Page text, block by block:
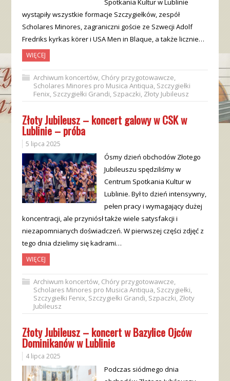
Spotkania Kultur w Lublinie
wystąpiły wszystkie formacje Szczygiełków, zespół
Scholares Minores, zagraniczni goście ze Szwecji Adolf
Fredriks kyrkas körer i USA Men in Blaque, a także licznie…
WIĘCEJ
Archiwum koncertów, Chóry przygotowawcze,
Scholares Minores pro Musica Antiqua, Szczygiełki
Fenix, Szczygiełki Grandi, Szpaczki, Złoty Jubileusz
Złoty Jubileusz – koncert galowy w CSK w
Lublinie – próba
5 lipca 2025
Ósmy dzień obchodów Złotego
Jubileuszu spędziliśmy w
Centrum Spotkania Kultur w
Lublinie. Był to dzień intensywny,
pełen pracy i wymagający dużej
koncentracji, ale przyniósł także wiele satysfakcji i
niezapomnianych doświadczeń. W pierwszej części zdjęć z
tego dnia dzielimy się kadrami…
WIĘCEJ
Archiwum koncertów, Chóry przygotowawcze,
Scholares Minores pro Musica Antiqua, Szczygiełki,
Szczygiełki Fenix, Szczygiełki Grandi, Szpaczki, Złoty
Jubileusz
Złoty Jubileusz – koncert w Bazylice Ojców
Dominikanów w Lublinie
4 lipca 2025
Podczas siódmego dnia